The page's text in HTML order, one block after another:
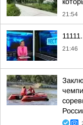
21:54
21:46